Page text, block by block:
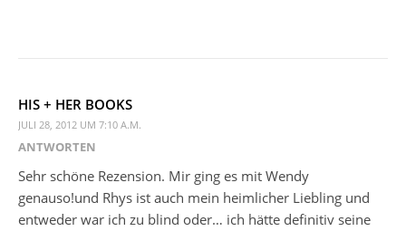
HIS + HER BOOKS
JULI 28, 2012 UM 7:10 A.M.
ANTWORTEN
Sehr schöne Rezension. Mir ging es mit Wendy
genauso!und Rhys ist auch mein heimlicher Liebling und
entweder war ich zu blind oder… ich hätte definitiv seine